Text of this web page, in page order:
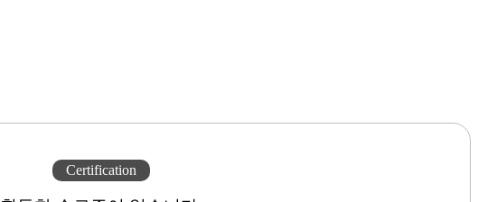
Certification